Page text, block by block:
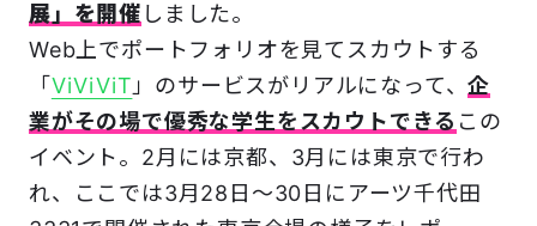
展」を開催 しました。
Web上でポートフォリオを見てスカウトする
「 ViViViT 」のサービスがリアルになって、企
業がその場で優秀な学生をスカウトできる この
イベント。2月には京都、3月には東京で行わ
れ、ここでは3月28日～30日にアーツ千代田